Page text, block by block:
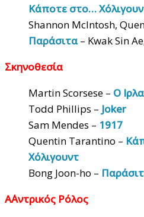
Κάποτε στο…
Shannon McIntosh,
Παράσιτα – Kwak Sin
Σκηνοθεσία
Martin Scorsese – Ο
Todd Phillips – Joker
Sam Mendes – 1917
Quentin Tarantino –
Χόλιγουντ
Bong Joon-ho –
Α΄Αντρικός Ρόλος